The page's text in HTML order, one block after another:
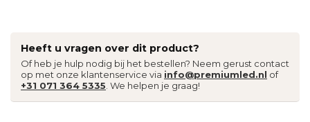
Heeft u vragen over dit product?
Of heb je hulp nodig bij het bestellen? Neem gerust contact
op met onze klantenservice via info@premiumled.nl of
+31 071 364 5335 . We helpen je graag!